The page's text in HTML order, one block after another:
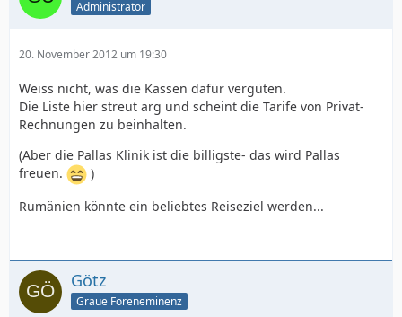
Administrator
20. November 2012 um 19:30
Weiss nicht, was die Kassen dafür vergüten.
Die Liste hier streut arg und scheint die Tarife von Privat-
Rechnungen zu beinhalten.
(Aber die Pallas Klinik ist die billigste- das wird Pallas
freuen.
)
Rumänien könnte ein beliebtes Reiseziel werden...
Götz
Graue Foreneminenz